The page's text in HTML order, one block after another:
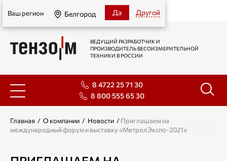
Белгород
Ваш регион Белгород Да Другой
ВЕДУЩИЙ РАЗРАБОТЧИК И
ПРОИЗВОДИТЕЛЬ ВЕСОИЗМЕРИТЕЛЬНОЙ
ТЕХНИКИ В РОССИИ
8 4722 25 71 30
8 800 555 65 30
Главная / О компании / Новости /Приглашаем на
международный форум и выставку «МетролЭкспо-2021»